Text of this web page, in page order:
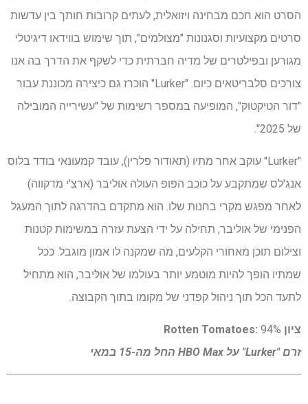
הסרט הוא חכם מבחינה ויזואלית, לעתים קרובות חותך בין עדשות
סרטים מקצועיות וסגנונות "מצולמים", תוך שימוש בווידאו דיגיטלי
מגורען ובפילטרים של מדיה חברתית כדי לשקף את הדרך בה אנו
צורכים סלבריטאים כיום. "Lurker" הוכרז גם כיצירה מכוננת עבור
"דור הטיקטוק", המופיעה במספר רשימות של "עשירייה המובילה
של 2025".
"Lurker" עוקב אחר מתיו (תאודור פלרין), עובד קמעונאי בודד בלוס
אנג'לס שמתקבע על כוכב הפופ העולה אוליבר (ארצ'י מדקווה)
לאחר מפגש מקרי בחנות שלו. הוא מתקדם בהדרגה לתוך המעגל
הפנימי של אוליבר, תחילה על ידי הצעת עזרה במשימות קטנות
וצילום תוכן מאחורי הקלעים, מה שמקנה לו אמון מוגבל. ככל
שמתיו הופך להיות מוטמע יותר בעולמו של אוליבר, הוא מתחיל
לתעד הכל תוך ניהול קפדני של מקומו בתוך הקבוצה.
ציון Rotten Tomatoes: 94%
זרם "Lurker" על
HBO Max החל מה-15 במאי